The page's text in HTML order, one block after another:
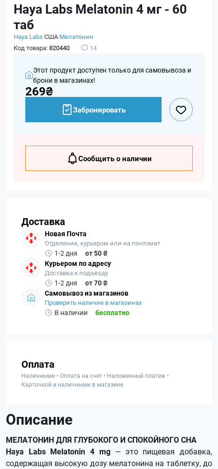
Haya Labs Melatonin 4 мг - 60
таб
Haya Labs США Мелатонин
Код товара:820440 14
Этот продукт доступен только для самовывоза и
брони в магазинах!
269₴
Забронировать
Сообщить о наличии
Доставка
Новая Почта
Отделение, курьером или на почтомат
1-2 дня
от 50 ₴
Курьером по адресу
Доставка к подъезду
1-2 дня
от 70 ₴
Самовывоз из магазинов
Проверить наличие в магазинах
В наличии бесплатно
Оплата
Наличными • Оплата на счет • Наложенный платеж •
Карточкой и наличными в магазине
Описание
МЕЛАТОНИН ДЛЯ ГЛУБОКОГО И СПОКОЙНОГО СНА
Haya Labs Melatonin 4 mg— это пищевая добавка,
содержащая высокую дозу мелатонина на таблетку, до